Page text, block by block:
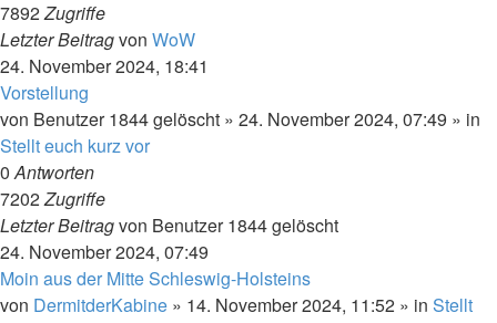
7892Zugriffe
Letzter Beitragvon WoW
24. November 2024, 18:41
Vorstellung
von Benutzer 1844 gelöscht » 24. November 2024, 07:49 » in
Stellt euch kurz vor
0Antworten
7202Zugriffe
Letzter Beitragvon Benutzer 1844 gelöscht
24. November 2024, 07:49
Moin aus der Mitte Schleswig-Holsteins
von DermitderKabine » 14. November 2024, 11:52 » in Stellt